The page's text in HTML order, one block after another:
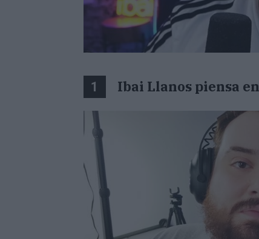
1 Ibai Llanos piensa